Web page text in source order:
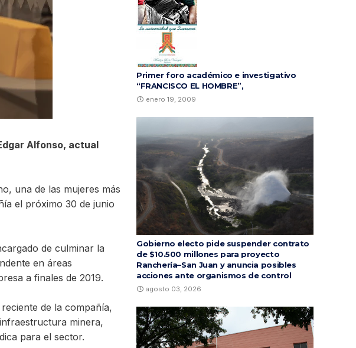
Alfonso, actual
una de las mujeres más
el próximo 30 de junio
de culminar la
en áreas
a finales de 2019.
de la compañía,
minera,
para el sector.
Primer foro académico e investigativo
“FRANCISCO EL HOMBRE”,
enero 19, 2009
Gobierno electo pide suspender contrato
de $10.500 millones para proyecto
Ranchería–San Juan y anuncia posibles
acciones ante organismos de control
agosto 03, 2026